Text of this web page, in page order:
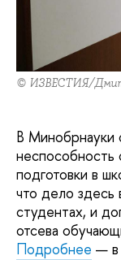
© ИЗВЕСТИЯ/
В Минобрнауки
неспособность
подготовки в
что дело здесь
студентах, и
отсева
Подробнее — в